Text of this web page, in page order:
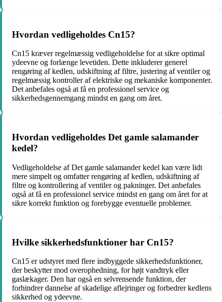
Hvordan vedligeholdes Cn15?
Cn15 kræver regelmæssig vedligeholdelse for at sikre optimal
ydeevne og forlænge levetiden. Dette inkluderer generel
rengøring af kedlen, udskiftning af filtre, justering af ventiler og
regelmæssig kontroller af elektriske og mekaniske komponenter.
Det anbefales også at få en professionel service og
sikkerhedsgennemgang mindst en gang om året.
Hvordan vedligeholdes Det gamle salamander
kedel?
Vedligeholdelse af Det gamle salamander kedel kan være lidt
mere simpelt og omfatter rengøring af kedlen, udskiftning af
filtre og kontrollering af ventiler og pakninger. Det anbefales
også at få en professionel service mindst en gang om året for at
sikre korrekt funktion og forebygge eventuelle problemer.
Hvilke sikkerhedsfunktioner har Cn15?
Cn15 er udstyret med flere indbyggede sikkerhedsfunktioner,
der beskytter mod overophedning, for højt vandtryk eller
gaslækager. Den har også en selvrensende funktion, der
forhindrer dannelse af skadelige aflejringer og forbedrer kedlens
sikkerhed og ydeevne.